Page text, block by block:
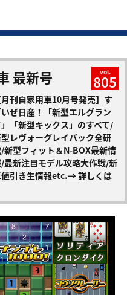
最新号 vol.
805
月刊自家用車10月号発売】す
ぜ日産！「新型エルグラン
」「新型キックス」のすべて/
レヴォーグレイバック全研
新型フィット＆N-BOX最新情
最新注目モデル攻略大作戦/新
引き生情報etc.→ 詳しくは